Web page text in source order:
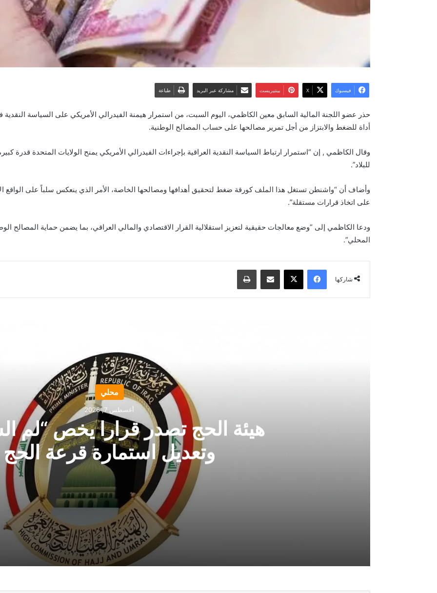
فيسبوك ‫X بينتيريست مشاركة عبر البريد طباعة
حذر عضو اللجنة المالية السابق معين الكاظمي، اليوم السبت، من استمرار هيمنة الفيدرالي الأمريكي على السياسة
أداة للضغط والابتزاز من أجل تمرير مصالحها على حساب المصالح الوطنية.
وقال الكاظمي , إن “استمرار ارتباط السياسة النقدية العراقية بإجراءات الفيدرالي الأمريكي يمنح الولايات المتحدة قدرة
للبلاد”.
وأضاف أن “واشنطن تستغل هذا الملف كورقة ضغط لتحقيق أهدافها ومصالحها الخاصة، الأمر الذي ينعكس سلباً على الواقع
على اتخاذ قرارات مستقلة”.
ودعا الكاظمي إلى “وضع معالجات حقيقية لتعزيز استقلالية القرار الاقتصادي والمالي العراقي، بما يضمن حماية المصالح
المحلي”.
شاركها
فيسبوك ‫X مشاركة عبر البريد طباعة
محلي
أغسطس 7, 2026
هيئة الحج تصدر قرارا يخص “لم
وتعديل استمارة قرعة الحج
هيئة الحج تصدر قرارا يخص “لم الشمل” وتعديل استمارة قرعة الحج